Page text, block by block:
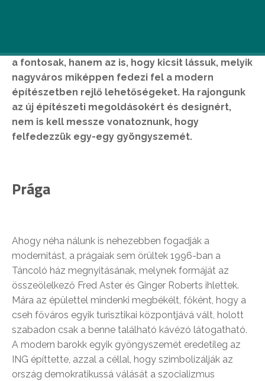
a fontosak, hanem az is, hogy kicsit lássuk, melyik
nagyváros miképpen fedezi fel a modern
építészetben rejlő lehetőségeket. Ha rajongunk
az új építészeti megoldásokért és designért,
nem is kell messze vonatoznunk, hogy
felfedezzük egy-egy gyöngyszemét.
Prága
Ahogy néha nálunk is nehezebben fogadják a
modernitást, a prágaiak sem örültek 1996-ban a
Táncoló ház megnyitásának, melynek formáját az
összeölelkező Fred Aster és Ginger Roberts ihlettek.
Mára az épülettel mindenki megbékélt, főként, hogy a
cseh főváros egyik turisztikai központjává vált, holott
szabadon csak a benne található kávézó látogatható.
A modern barokk egyik gyöngyszemét eredetileg az
ING építtette, azzal a céllal, hogy szimbolizálják az
ország demokratikussá válását a szocializmus